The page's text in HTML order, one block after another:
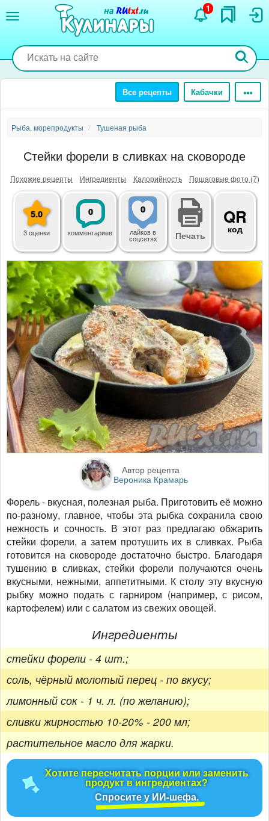
содержанию
1
Все рецепты Кабачки
Рыба, морепродукты Тушеная рыба
Стейки форели в сливках на сковороде
Похожие рецепты Ингредиенты Калорийность Пошаговые фото (7)
5.0
3 оценки
0
комментариев
0
лайковв
соцсетях Печать
QR
код
Автор рецепта
Вероника Крамарь
Форель - вкусная, полезная рыба. Приготовить её можно
по-разному, главное, чтобы эта рыбка сохранила свою
нежность и сочность. В этот раз предлагаю обжарить
стейки форели, а затем протушить их в сливках. Рыба
готовится на сковороде достаточно быстро. Благодаря
тушению в сливках, стейки форели получаются очень
вкусными, нежными, аппетитными. К столу эту вкусную
рыбку можно подать с гарниром (например, с рисом,
картофелем) или с салатом из свежих овощей.
Ингредиенты
стейки форели - 4 шт.;
соль, чёрный молотый перец - по вкусу;
лимонный сок - 1 ч. л. (по желанию);
сливки жирностью 10-20% - 200 мл;
растительное масло для жарки.
Хотите пересчитать порции или заменить
продукт в ингредиентах?
Спросите у ИИ-шефа.